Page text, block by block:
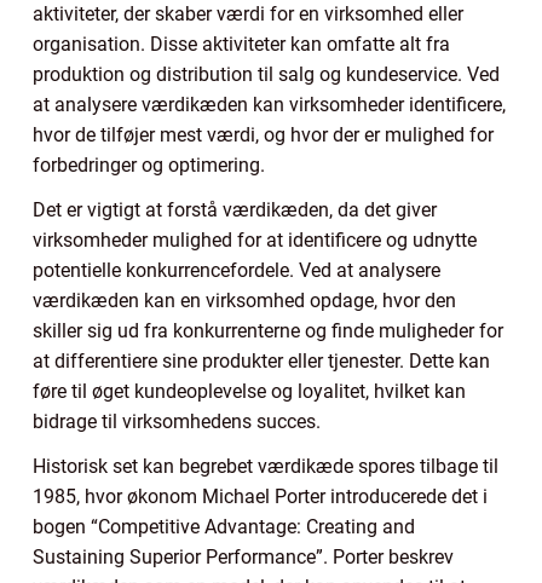
aktiviteter, der skaber værdi for en virksomhed eller
organisation. Disse aktiviteter kan omfatte alt fra
produktion og distribution til salg og kundeservice. Ved
at analysere værdikæden kan virksomheder identificere,
hvor de tilføjer mest værdi, og hvor der er mulighed for
forbedringer og optimering.
Det er vigtigt at forstå værdikæden, da det giver
virksomheder mulighed for at identificere og udnytte
potentielle konkurrencefordele. Ved at analysere
værdikæden kan en virksomhed opdage, hvor den
skiller sig ud fra konkurrenterne og finde muligheder for
at differentiere sine produkter eller tjenester. Dette kan
føre til øget kundeoplevelse og loyalitet, hvilket kan
bidrage til virksomhedens succes.
Historisk set kan begrebet værdikæde spores tilbage til
1985, hvor økonom Michael Porter introducerede det i
bogen “Competitive Advantage: Creating and
Sustaining Superior Performance”. Porter beskrev